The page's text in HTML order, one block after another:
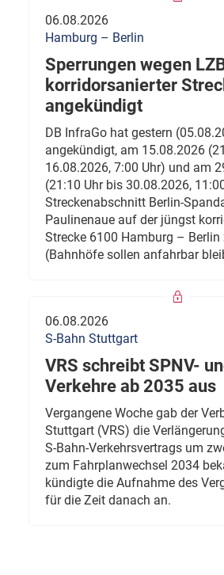
06.08.2026
Hamburg – Berlin
Sperrungen wegen
korridorsanierter
angekündigt
DB InfraGo hat gestern
angekündigt, am 15.08.2026
16.08.2026, 7:00 Uhr) und am
(21:10 Uhr bis 30.08.2026,
Streckenabschnitt Berlin-
Paulinenaue auf der jüngst
Strecke 6100 Hamburg – Berlin
(Bahnhöfe sollen anfahrbar
06.08.2026
S-Bahn Stuttgart
VRS schreibt SPNV-
Verkehre ab 2035 aus
Vergangene Woche gab der
Stuttgart (VRS) die
S-Bahn-Verkehrsvertrags um
zum Fahrplanwechsel 2034
kündigte die Aufnahme des
für die Zeit danach an.